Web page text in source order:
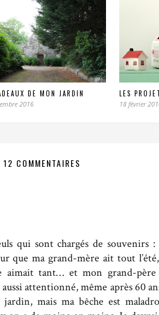
DE MON JARDIN
2016
LES
18 février
12 COMMENTAIRES
qui sont chargés de souvenirs
que ma grand-mère ait tout
aimait tant… et mon grand-
attentionné, même après 60
jardin, mais ma bêche est